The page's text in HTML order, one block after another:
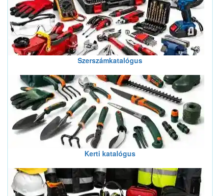
Szerszámkatalógus
Kerti katalógus